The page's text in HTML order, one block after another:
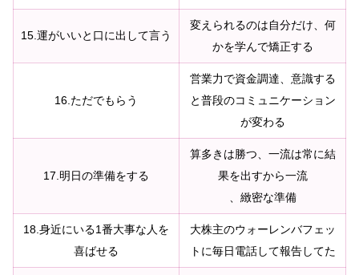
15.運がいいと口に出して言う
変えられるのは自分だけ、何
かを学んで矯正する
16.ただでもらう
営業力で資金調達、意識する
と普段のコミュニケーション
が変わる
17.明日の準備をする
算多きは勝つ、一流は常に結
果を出すから一流
、緻密な準備
18.身近にいる1番大事な人を
喜ばせる
大株主のウォーレンバフェッ
トに毎日電話して報告してた